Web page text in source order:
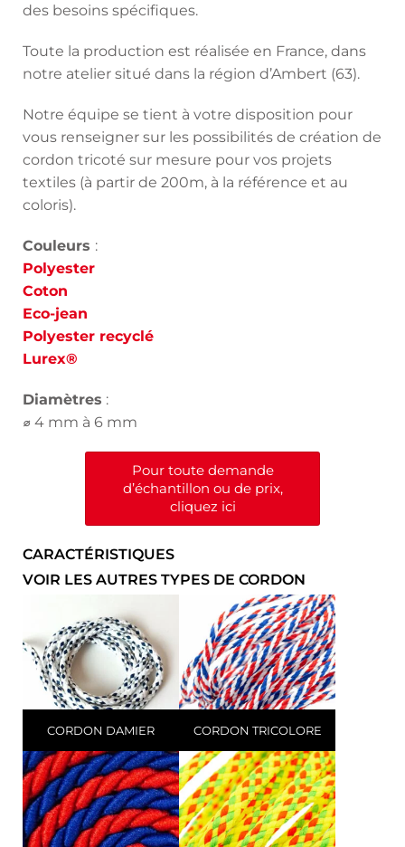
des besoins spécifiques.
Toute la production est réalisée en France, dans
notre atelier situé dans la région d’Ambert (63).
Notre équipe se tient à votre disposition pour
vous renseigner sur les possibilités de création de
cordon tricoté sur mesure pour vos projets
textiles (à partir de 200m, à la référence et au
coloris).
Couleurs :
Polyester
Coton
Eco-jean
Polyester recyclé
Lurex®
Diamètres :
⌀ 4 mm à 6 mm
Pour toute demande
d’échantillon ou de prix,
cliquez ici
CARACTÉRISTIQUES
VOIR LES AUTRES TYPES DE CORDON
CORDON DAMIER CORDON TRICOLORE